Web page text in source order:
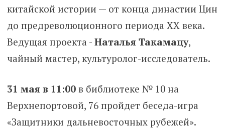
китайской истории — от конца династии Цин
до предреволюционного периода XX века.
Ведущая проекта - Наталья Такамацу,
чайный мастер, культуролог-исследователь.
31 мая в 11:00 в библиотеке № 10 на
Верхнепортовой, 76 пройдет беседа-игра
«Защитники дальневосточных рубежей».